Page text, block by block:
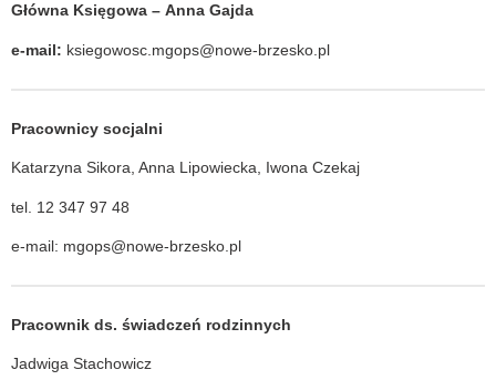
Główna Księgowa – Anna Gajda
e-mail: ksiegowosc.mgops@nowe-brzesko.pl
Pracownicy socjalni
Katarzyna Sikora, Anna Lipowiecka, Iwona Czekaj
tel. 12 347 97 48
e-mail: mgops@nowe-brzesko.pl
Pracownik ds. świadczeń rodzinnych
Jadwiga Stachowicz